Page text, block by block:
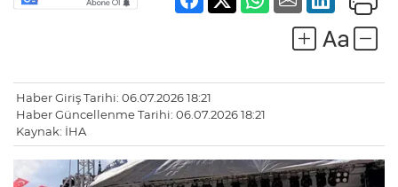
Haber Giriş Tarihi: 06.07.2026 18:21
Haber Güncellenme Tarihi: 06.07.2026 18:21
Kaynak: İHA